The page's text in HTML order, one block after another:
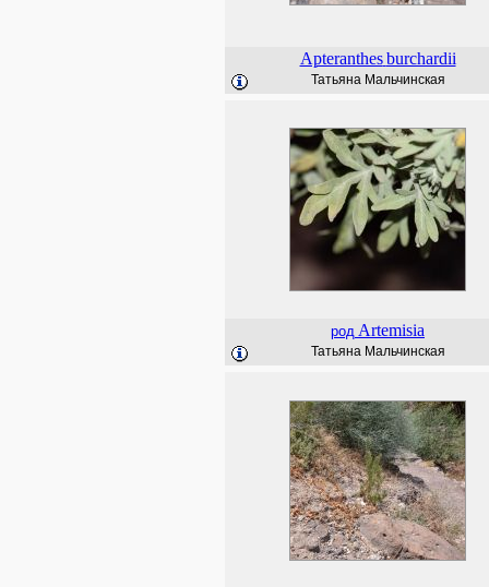
Apteranthes burchardii
Татьяна Мальчинская
род Artemisia
Татьяна Мальчинская